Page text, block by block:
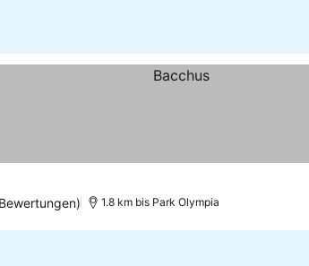
1.8 km bis Park Olympia